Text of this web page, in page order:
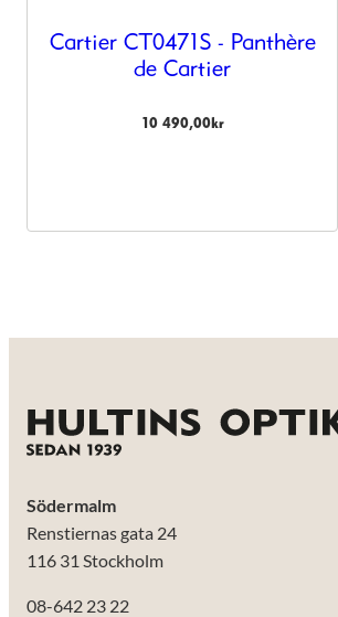
Cartier CT0471S - Panthère
de Cartier
10 490,00kr
Södermalm
Renstiernas gata 24
116 31 Stockholm
08-642 23 22
prestera så
bra som
Marknadsföring
beteende när du
surfar ökar du
anpassat innehåll
och erbjudanden.